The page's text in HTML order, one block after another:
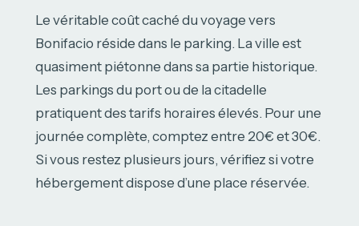
Le véritable coût caché du voyage vers
Bonifacio réside dans le parking. La ville est
quasiment piétonne dans sa partie historique.
Les parkings du port ou de la citadelle
pratiquent des tarifs horaires élevés. Pour une
journée complète, comptez entre 20€ et 30€.
Si vous restez plusieurs jours, vérifiez si votre
hébergement dispose d’une place réservée.